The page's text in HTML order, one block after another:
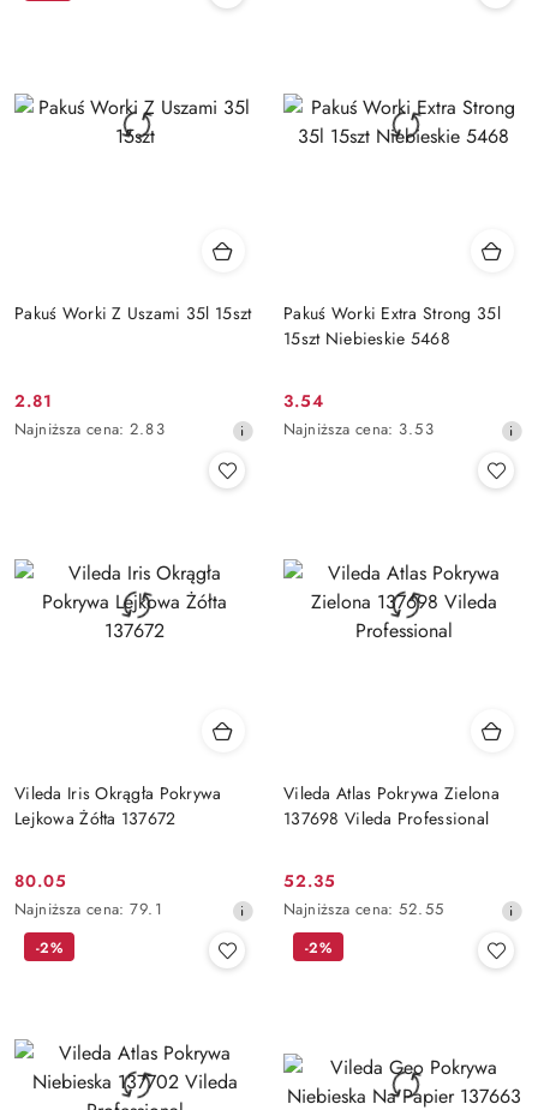
Pakuś Worki Z Uszami 35l 15szt
Cena
promocyjna:
2.81
Najniższa
obniżką
Najniższa cena: 2.83
Pakuś Worki Extra Strong 35l
15szt Niebieskie 5468
Cena
promocyjna:
3.54
Najniższa
obniżką
Najniższa cena: 3.53
Vileda Iris Okrągła Pokrywa
Lejkowa Żółta 137672
Cena
promocyjna:
80.05
Najniższa
cena
obniżką
Najniższa cena: 79.1
Vileda Atlas Pokrywa Zielona
137698 Vileda Professional
Cena
promocyjna:
52.35
Najniższa
cena
Najniższa cena: 52.55
-2% -2%